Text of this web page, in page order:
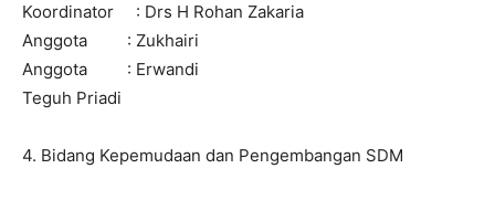
Koordinator : Drs H Rohan Zakaria
Anggota : Zukhairi
Anggota : Erwandi
Teguh Priadi
4. Bidang Kepemudaan dan Pengembangan SDM